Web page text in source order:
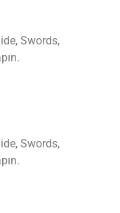
Swords,
Swords,